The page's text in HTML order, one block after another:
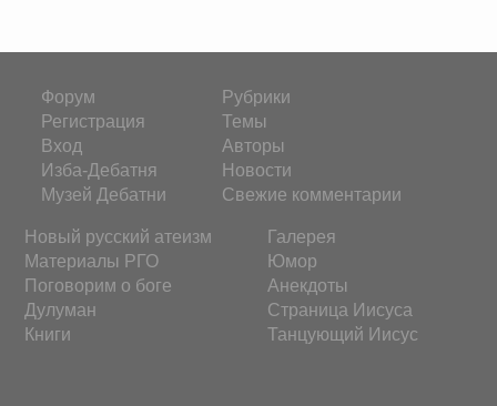
Форум
Регистрация
Вход
Изба-Дебатня
Музей Дебатни
Рубрики
Темы
Авторы
Новости
Свежие комментарии
Новый русский атеизм
Материалы РГО
Поговорим о боге
Дулуман
Книги
Галерея
Юмор
Анекдоты
Страница Иисуса
Танцующий Иисус